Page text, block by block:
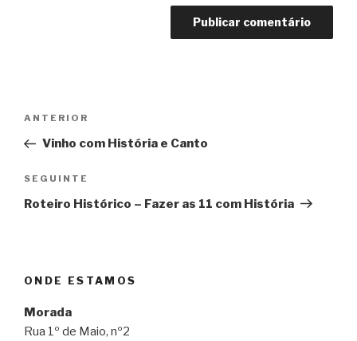
artigos
Conteúdo
anterior
ANTERIOR
Vinho com História e Canto
Conteúdo
seguinte
SEGUINTE
Roteiro Histórico – Fazer as 11 com História
ONDE ESTAMOS
Morada
Rua 1º de Maio, nº2